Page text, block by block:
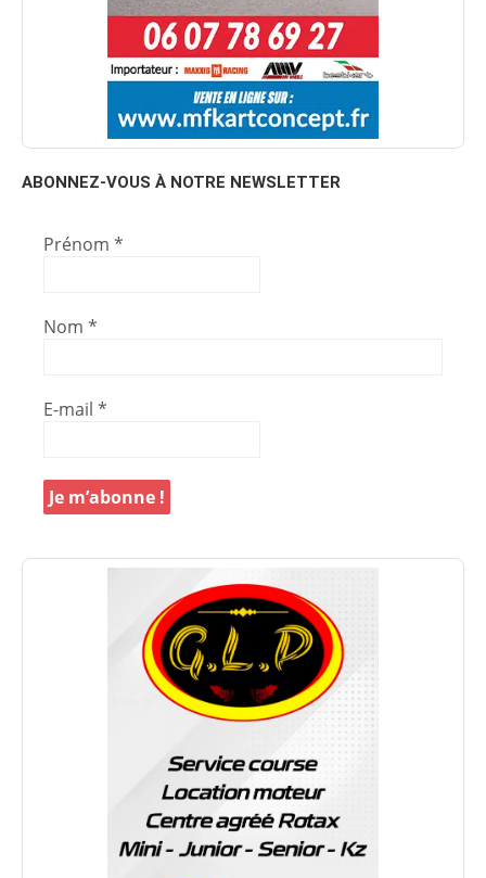
ABONNEZ-VOUS À NOTRE NEWSLETTER
Prénom *
Nom *
E-mail *